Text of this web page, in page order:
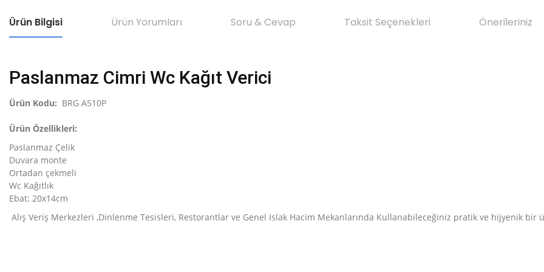
Ürün Bilgisi Ürün Yorumları Soru & Cevap Taksit Seçenekleri Önerileriniz
Paslanmaz Cimri Wc Kağıt Verici
Ürün Kodu: BRG A510P
Ürün Özellikleri:
Paslanmaz Çelik
Duvara monte
Ortadan çekmeli
Wc Kağıtlık
Ebat: 20x14cm
Alış Veriş Merkezleri ,Dinlenme Tesisleri, Restorantlar ve Genel Islak Hacim Mekanlarında Kullanabileceğiniz pratik ve hijyenik bir